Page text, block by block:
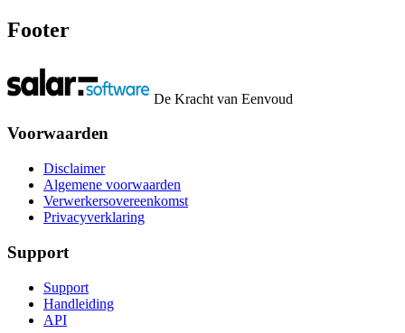
Footer
De Kracht van Eenvoud
Voorwaarden
Disclaimer
Algemene voorwaarden
Verwerkersovereenkomst
Privacyverklaring
Support
Support
Handleiding
API